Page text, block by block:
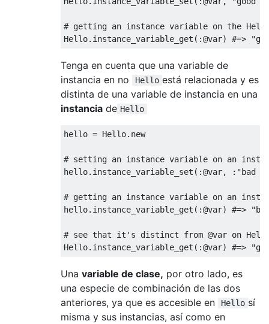
# getting an instance variable on the
Hello. instance_variable_get (:@var) #=>
Tenga en cuenta que una variable de
instancia en no
Hello está relacionada y es
distinta de una variable de instancia en una
instancia de Hello
hello = Hello. new
# setting an instance variable on an
hello. instance_variable_set (:@var, : "bad
# getting an instance variable on an
hello. instance_variable_get (:@var) #=>
# see that it's distinct from @var on
Hello. instance_variable_get (:@var) #=>
Una variable de clase, por otro lado, es
una especie de combinación de las dos
anteriores, ya que es accesible en
Hello sí
misma y sus instancias, así como en